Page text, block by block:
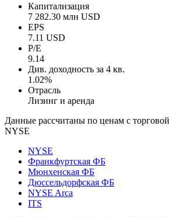
Капитализация
7 282.30 млн USD
EPS
7.11 USD
P/E
9.14
Див. доходность за 4 кв.
1.02%
Отрасль
Лизинг и аренда
Данные рассчитаны по ценам с
NYSE
NYSE
Франкфуртская ФБ
Мюнхенская ФБ
Дюссельдорфская ФБ
NYSE Arca
ITS